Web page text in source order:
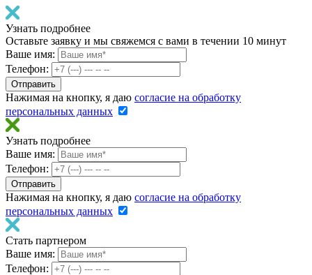
Узнать подробнее
Оставьте заявку и мы свяжемся с вами в течении 10 минут
Ваше имя:
Телефон:
Нажимая на кнопку, я даю согласие на обработку
персональных данных
Узнать подробнее
Ваше имя:
Телефон:
Нажимая на кнопку, я даю согласие на обработку
персональных данных
Стать партнером
Ваше имя:
Телефон: